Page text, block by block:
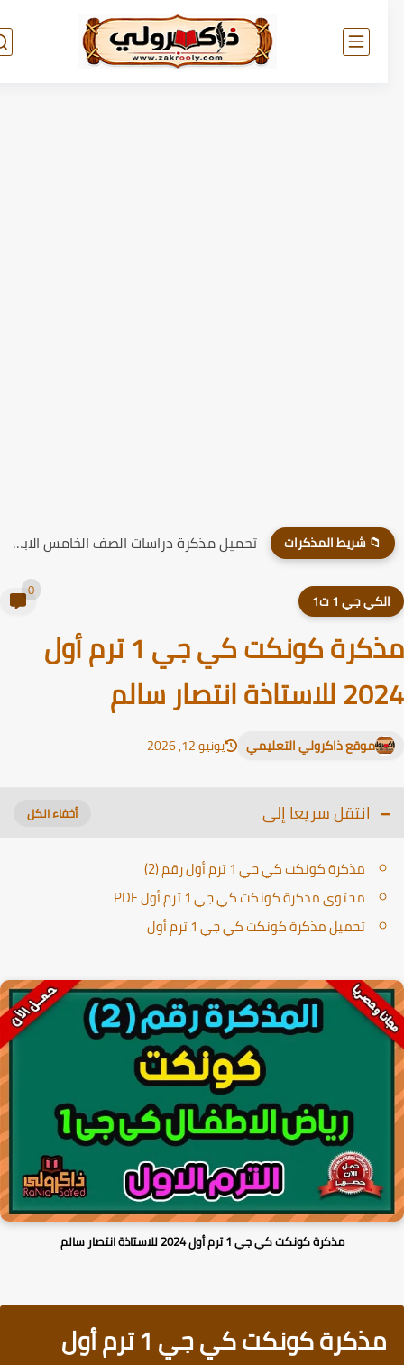
📁 شريط المذكرات تحميل مذكرة دراسات الصف الخامس الابتدائي الترم الاول 2026
جي 1 ت1
مذكرة كونكت كي جي 1 ترم أول
انتصار سالم
موقع ذاكرولي التعليمي يونيو 12, 2026
انتقل سريعا إلى
مذكرة كونكت كي جي 1 ترم أول رقم (2)
محتوى مذكرة كونكت كي جي 1 ترم أول PDF
تحميل مذكرة كونكت كي جي 1 ترم أول
مذكرة كونكت كي جي 1 ترم أول 2024 للاستاذة انتصار سالم
مذكرة كونكت كي جي 1 ترم أول